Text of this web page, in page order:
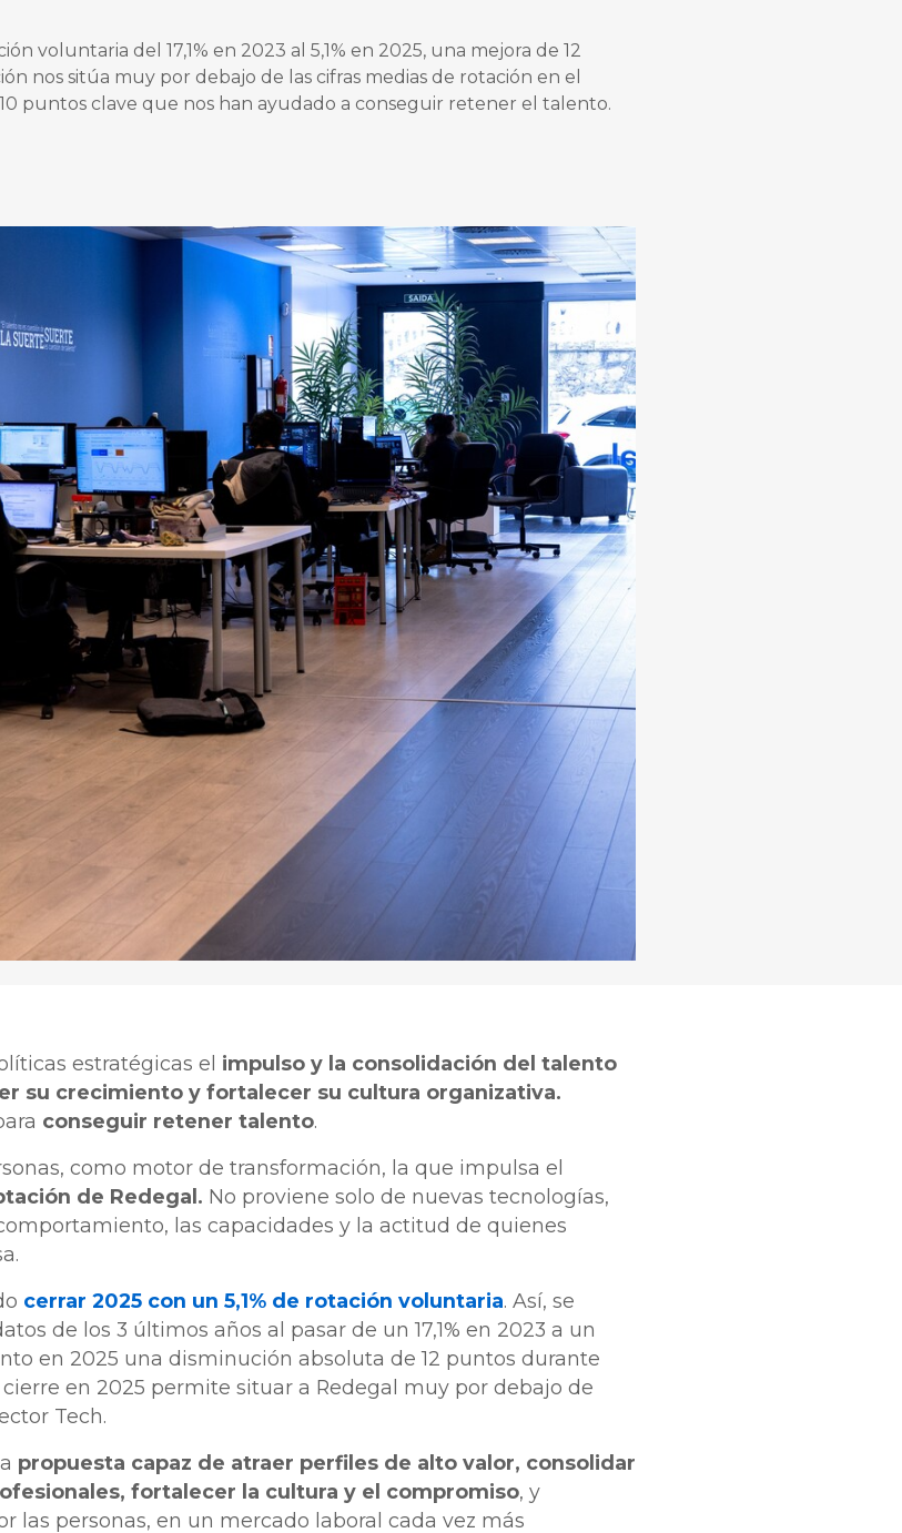
voluntaria del 17,1% en 2023 al 5,1% en 2025, una mejora de 12
nos sitúa muy por debajo de las cifras medias de rotación en el
puntos clave que nos han ayudado a conseguir retener el talento.
estratégicas el impulso y la consolidación del talento
su crecimiento y fortalecer su cultura organizativa.
conseguir retener talento.
como motor de transformación, la que impulsa el
de Redegal. No proviene solo de nuevas tecnologías,
las capacidades y la actitud de quienes
cerrar 2025 con un 5,1% de rotación voluntaria. Así, se
de los 3 últimos años al pasar de un 17,1% en 2023 a un
en 2025 una disminución absoluta de 12 puntos durante
en 2025 permite situar a Redegal muy por debajo de
Tech.
propuesta capaz de atraer perfiles de alto valor, consolidar
fortalecer la cultura y el compromiso, y
las personas, en un mercado laboral cada vez más